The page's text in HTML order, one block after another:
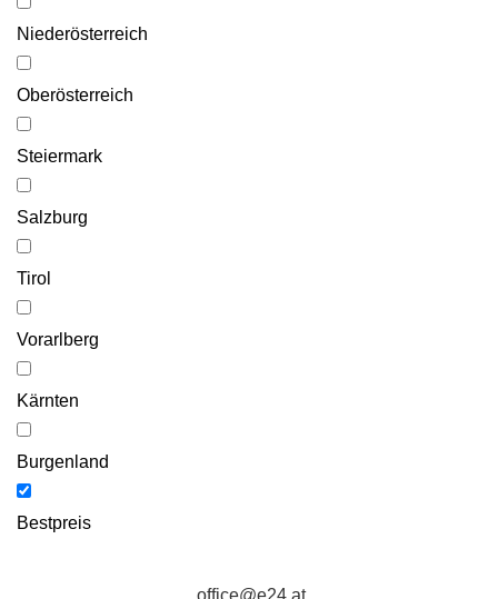
Niederösterreich
Oberösterreich
Steiermark
Salzburg
Tirol
Vorarlberg
Kärnten
Burgenland
Bestpreis
office@e24.at